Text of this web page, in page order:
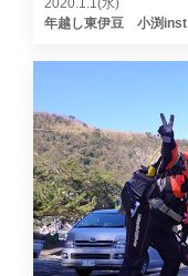
2020.1.1(水)
年越し東伊豆 小渕inst